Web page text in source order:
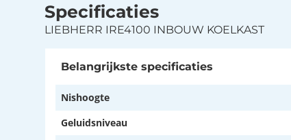
Specificaties
LIEBHERR IRE4100 INBOUW KOELKAST
Belangrijkste specificaties
Nishoogte
Geluidsniveau